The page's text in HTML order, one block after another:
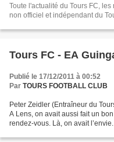
Toute l'actualité du Tours FC,
non officiel et indépendant du
Tours FC - EA
Publié le 17/12/2011 à 00:52
Par TOURS FOOTBALL CLUB
Peter Zeidler (Entraîneur du
A Lens, on avait aussi fait un
rendez-vous. Là, on avait